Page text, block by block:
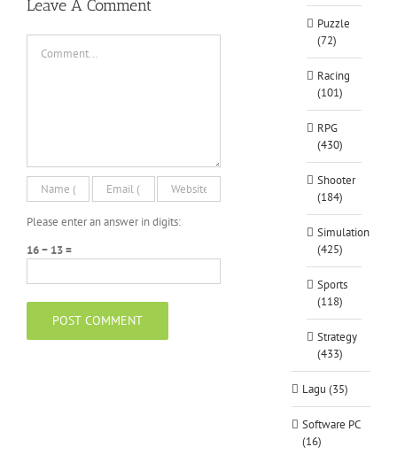
Macro
Leave A Comment
Please enter an answer in digits:
16 − 13 =
Puzzle
(72)
Racing
(101)
RPG
(430)
Shooter
(184)
Simulation
(425)
Sports
(118)
Strategy
(433)
Lagu (35)
Software PC
(16)